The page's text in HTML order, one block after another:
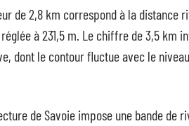
de 2,8 km correspond à la distance
à 231,5 m. Le chiffre de 3,5 km
dont le contour fluctue avec le niveau
de Savoie impose une bande de